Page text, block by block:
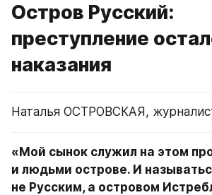
Остров Русский:
преступление
наказания
Наталья ОСТРОВСКАЯ,
«Мой сынок служил на этом
и людьми острове. И
не Русским, а островом